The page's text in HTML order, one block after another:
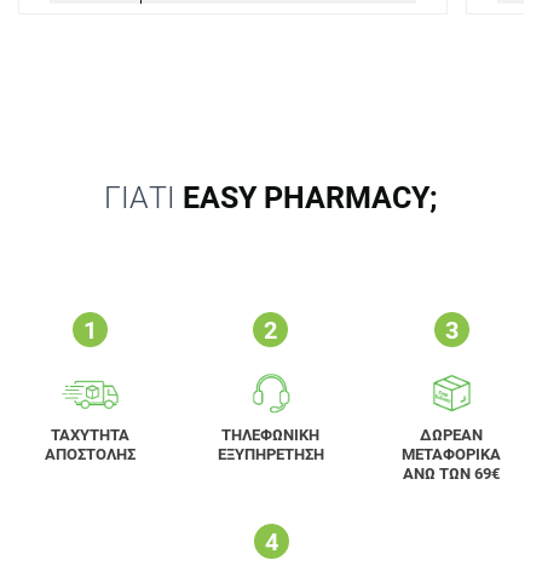
ΓΙΑΤΙ EASY PHARMACY;
ΤΑΧΥΤΗΤΑ
ΑΠΟΣΤΟΛΗΣ
ΤΗΛΕΦΩΝΙΚΗ
ΕΞΥΠΗΡΕΤΗΣΗ
ΔΩΡΕΑΝ
ΜΕΤΑΦΟΡΙΚΑ
ΑΝΩ ΤΩΝ 69€